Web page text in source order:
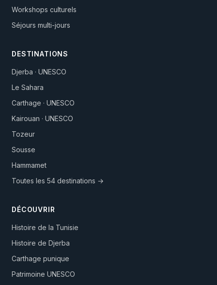
Workshops culturels
Séjours multi-jours
DESTINATIONS
Djerba · UNESCO
Le Sahara
Carthage · UNESCO
Kairouan · UNESCO
Tozeur
Sousse
Hammamet
Toutes les 54 destinations →
DÉCOUVRIR
Histoire de la Tunisie
Histoire de Djerba
Carthage punique
Patrimoine UNESCO